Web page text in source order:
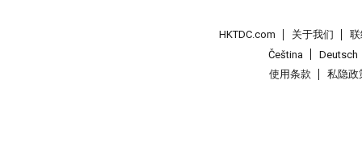
HKTDC.com 关于我们
Čeština
Deutsch
使用条款
私隐政